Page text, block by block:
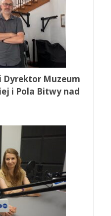
Dyrektor Muzeum
i Pola Bitwy nad